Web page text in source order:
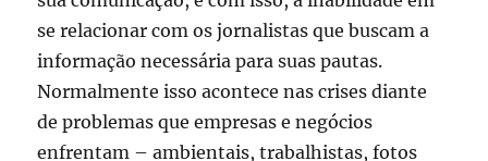
se relacionar com os jornalistas que buscam a
informação necessária para suas pautas.
Normalmente isso acontece nas crises diante
de problemas que empresas e negócios
enfrentam – ambientais, trabalhistas, fotos